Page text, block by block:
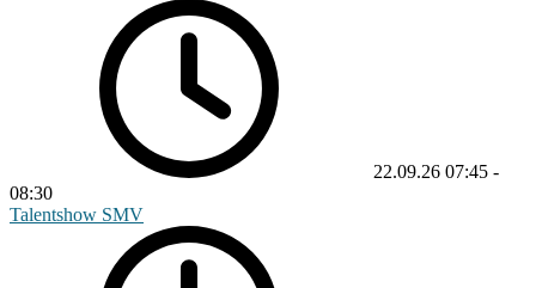
22.09.26 07:45 -
08:30
Talentshow SMV